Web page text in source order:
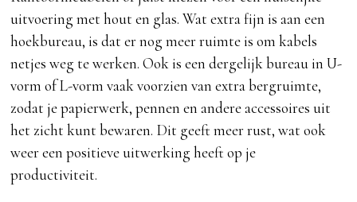
uitvoering met hout en glas. Wat extra fijn is aan een
hoekbureau, is dat er nog meer ruimte is om kabels
netjes weg te werken. Ook is een dergelijk bureau in U-
vorm of L-vorm vaak voorzien van extra bergruimte,
zodat je papierwerk, pennen en andere accessoires uit
het zicht kunt bewaren. Dit geeft meer rust, wat ook
weer een positieve uitwerking heeft op je
productiviteit.